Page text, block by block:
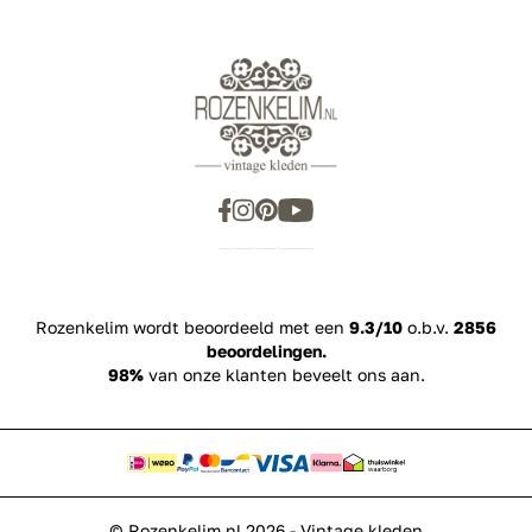
Rozenkelim wordt beoordeeld met een 9.3/10 o.b.v. 2856
beoordelingen.
98%van onze klanten beveelt ons aan.